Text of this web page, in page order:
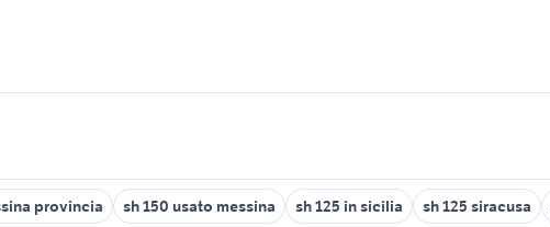
provincia sh 150 usato messina sh 125 in sicilia sh 125 siracusa